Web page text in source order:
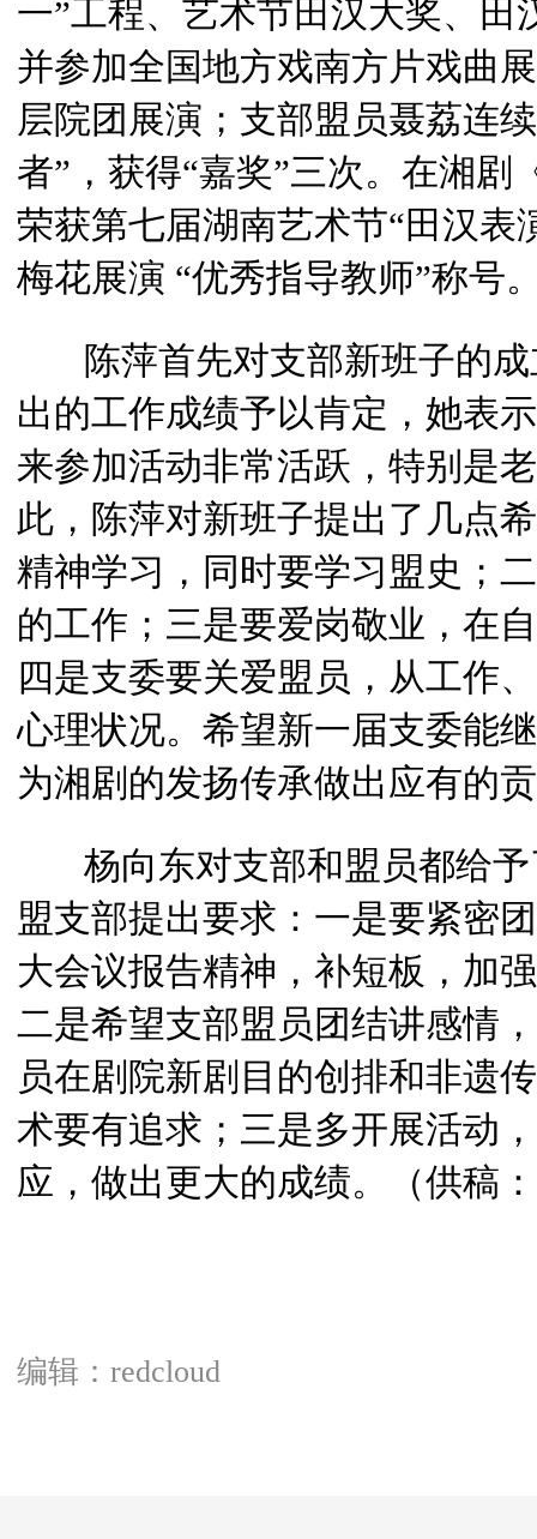
一”工程、艺术节田汉大奖、
并参加全国地方戏南方片戏曲
层院团展演；支部盟员聂荔连
者”，获得“嘉奖”三次。在湘
荣获第七届湖南艺术节“田汉表
梅花展演 “优秀指导教师”称号
陈萍首先对支部新班子的成
出的工作成绩予以肯定，她表
来参加活动非常活跃，特别是
此，陈萍对新班子提出了几点
精神学习，同时要学习盟史；
的工作；三是要爱岗敬业，在
四是支委要关爱盟员，从工作
心理状况。希望新一届支委能
为湘剧的发扬传承做出应有的
杨向东对支部和盟员都给予
盟支部提出要求：一是要紧密
大会议报告精神，补短板，加
二是希望支部盟员团结讲感情
员在剧院新剧目的创排和非遗
术要有追求；三是多开展活动
应，做出更大的成绩。（供稿
编辑：redcloud